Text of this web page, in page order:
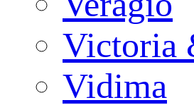
Victoria
Vidima